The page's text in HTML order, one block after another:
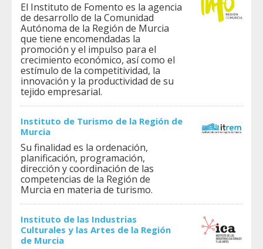
El Instituto de Fomento es la agencia
de desarrollo de la Comunidad
Autónoma de la Región de Murcia
que tiene encomendadas la
promoción y el impulso para el
crecimiento económico, así como el
estímulo de la competitividad, la
innovación y la productividad de su
tejido empresarial.
Instituto de Turismo de la Región de
Murcia
Su finalidad es la ordenación,
planificación, programación,
dirección y coordinación de las
competencias de la Región de
Murcia en materia de turismo.
Instituto de las Industrias
Culturales y las Artes de la Región
de Murcia